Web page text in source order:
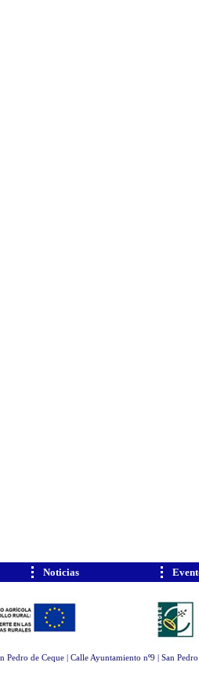
Noticias
Pedro de Ceque | Calle Ayuntamiento nº9 | San